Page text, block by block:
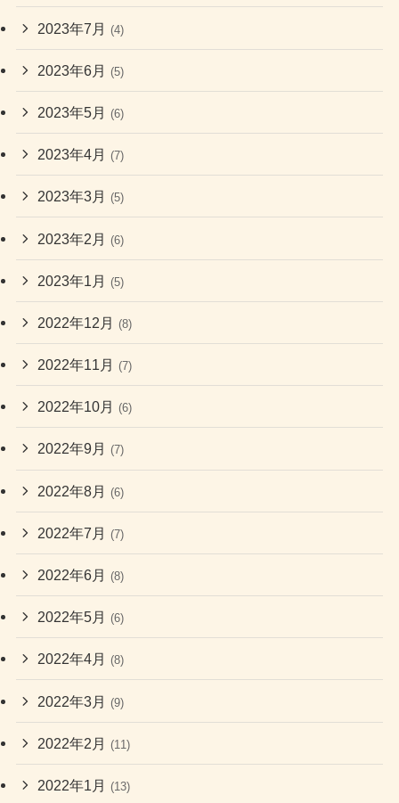
2023年7月 (4)
2023年6月 (5)
2023年5月 (6)
2023年4月 (7)
2023年3月 (5)
2023年2月 (6)
2023年1月 (5)
2022年12月 (8)
2022年11月 (7)
2022年10月 (6)
2022年9月 (7)
2022年8月 (6)
2022年7月 (7)
2022年6月 (8)
2022年5月 (6)
2022年4月 (8)
2022年3月 (9)
2022年2月 (11)
2022年1月 (13)